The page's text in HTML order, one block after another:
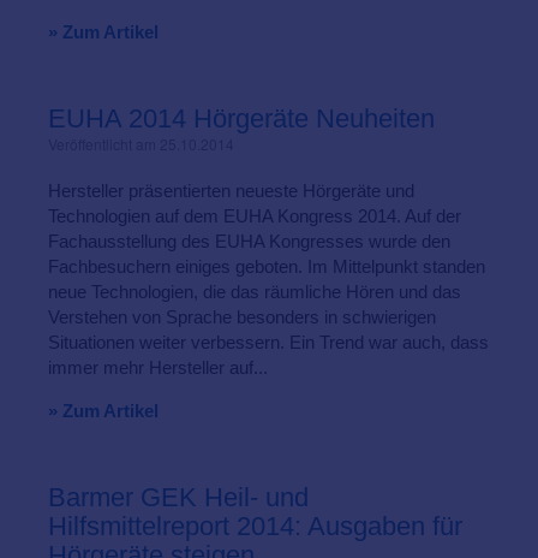
» Zum Artikel
EUHA 2014 Hörgeräte Neuheiten
Hersteller präsentierten neueste Hörgeräte und
Technologien auf dem EUHA Kongress 2014. Auf der
Fachausstellung des EUHA Kongresses wurde den
Fachbesuchern einiges geboten. Im Mittelpunkt standen
neue Technologien, die das räumliche Hören und das
Verstehen von Sprache besonders in schwierigen
Situationen weiter verbessern. Ein Trend war auch, dass
immer mehr Hersteller auf...
» Zum Artikel
Barmer GEK Heil- und
Hilfsmittelreport 2014: Ausgaben für